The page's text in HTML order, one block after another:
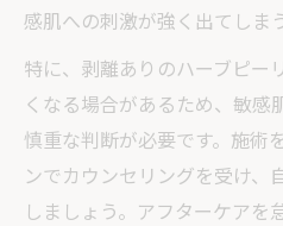
感肌への刺激が強く出てしま
特に、剥離ありのハーブピー
くなる場合があるため、敏感
慎重な判断が必要です。施術
ンでカウンセリングを受け、
しましょう。アフターケアを